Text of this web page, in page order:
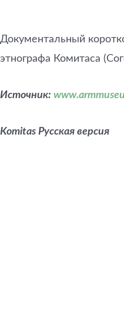
Документальный
этнографа Комитаса
Источник:
Komitas Русская версия